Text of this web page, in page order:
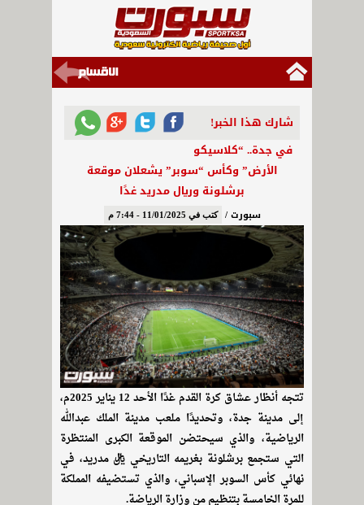
شارك هذا الخبر!
في جدة.. “كلاسيكو
الأرض” وكأس “سوبر” يشعلان موقعة
برشلونة وريال مدريد غدًا
سبورت / كتب في 11/01/2025 - 7:44 م
تتجه أنظار عشاق كرة القدم غدًا الأحد 12 يناير 2025م،
إلى مدينة جدة، وتحديدًا ملعب مدينة الملك عبدالله
الرياضية، والذي سيحتضن الموقعة الكبرى المنتظرة
التي ستجمع برشلونة بغريمه التاريخي ريال مدريد، في
نهائي كأس السوبر الإسباني، والذي تستضيفه المملكة
للمرة الخامسة بتنظيم من وزارة الرياضة.